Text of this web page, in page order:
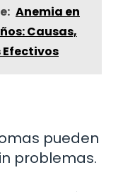
Anemia en
Causas,
pueden
problemas.